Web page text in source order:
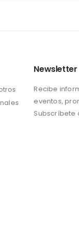
Newsletter
Recibe
eventos,
Subscríbete